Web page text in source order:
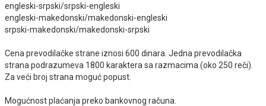
engleski-srpski/srpski-engleski
engleski-makedonski/makedonski-engleski
srpski-makedonski/makedonski-srpski
Cena prevodilačke strane iznosi 600 dinara. Jedna prevodilačka
strana podrazumeva 1800 karaktera sa razmacima (oko 250 reči).
Za veći broj strana moguć popust.
Mogućnost plaćanja preko bankovnog računa.